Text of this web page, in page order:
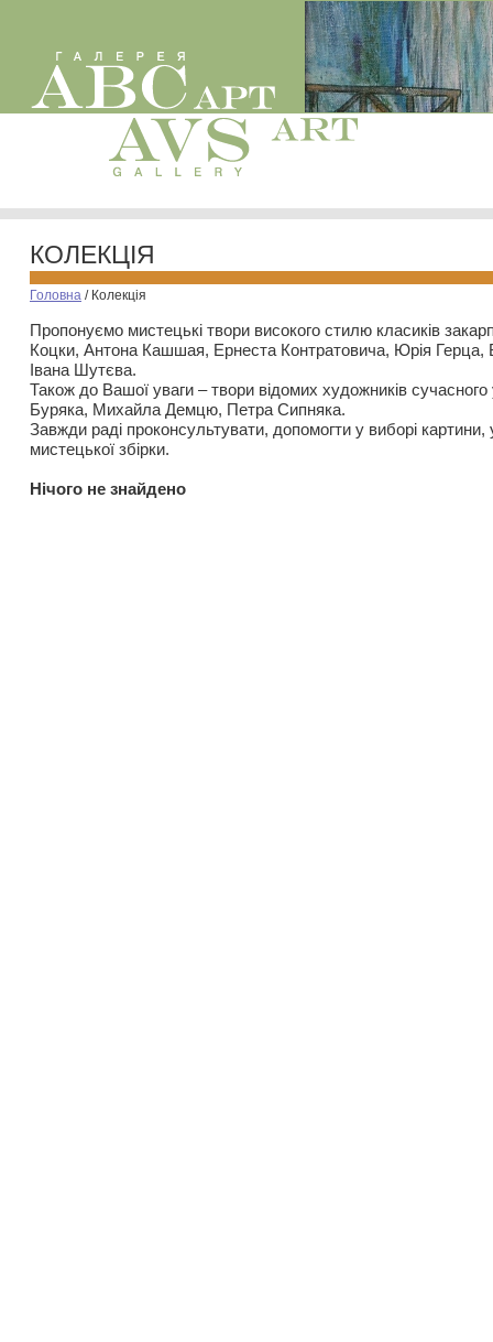
КОЛЕКЦІЯ
Головна / Колекція
Пропонуємо мистецькі твори високого стилю класиків
Коцки, Антона Кашшая, Ернеста Контратовича, Юрія
Івана Шутєва.
Також до Вашої уваги – твори відомих художників
Буряка, Михайла Демцю, Петра Сипняка.
Завжди раді проконсультувати, допомогти у виборі картини,
мистецької збірки.
Нiчого не знайдено